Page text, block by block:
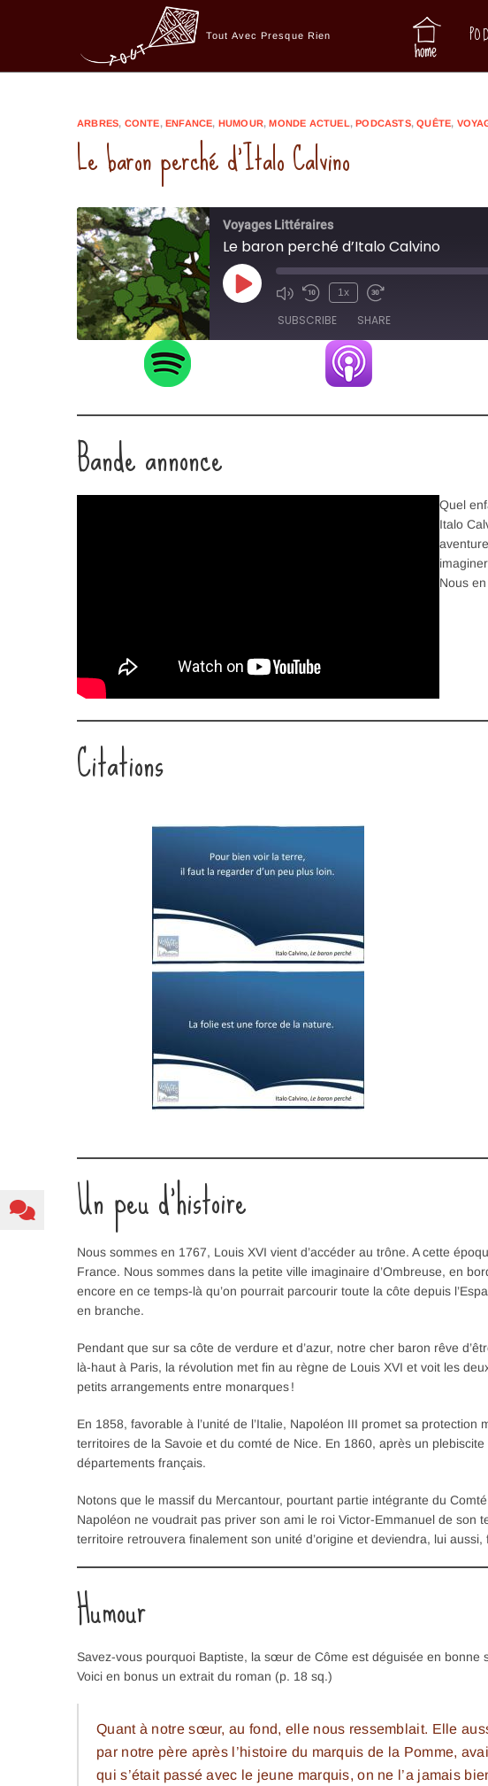
Tout Avec Presque Rien
ARBRES, CONTE,ENFANCE, HUMOUR,MONDE ACTUEL,PODCASTS,QUÊTE,
Le baron perché d’Italo Calvino
Voyages Littéraires
Le baron perché d’Italo Calvino
Play
1x
SUBSCRIBE SHARE
LINK
EMBED
Bande annonce
Quel
Italo
Nous
Citations
Un peu d’histoire
Nous sommes en 1767, Louis XVI vient d’accéder au trône. A cette
France. Nous sommes dans la petite ville imaginaire d’Ombreuse, en
encore en ce temps-là qu’on pourrait parcourir toute la côte depuis
en branche.
Pendant que sur sa côte de verdure et d’azur, notre cher baron rêve
là-haut à Paris, la révolution met fin au règne de Louis XVI et voit les
petits arrangements entre monarques !
En 1858, favorable à l’unité de l’Italie, Napoléon III promet sa protection
territoires de la Savoie et du comté de Nice. En 1860, après un
départements français.
Notons que le massif du Mercantour, pourtant partie intégrante du
Napoléon ne voudrait pas priver son ami le roi Victor-Emmanuel de son
territoire retrouvera finalement son unité d’origine et deviendra, lui aussi,
Humour
Savez-vous pourquoi Baptiste, la sœur de Côme est déguisée en bonne
Voici en bonus un extrait du roman (p. 18 sq.)
Quant à notre sœur, au fond, elle nous ressemblait. Elle
par notre père après l’histoire du marquis de la Pomme,
qui s’était passé avec le jeune marquis, on ne l’a jamais